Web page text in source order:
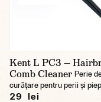
Kent L PC3 —
Comb Cleaner Perie
curățare pentru perii și
29 lei